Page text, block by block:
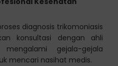
diagnosis trikomoniasis
konsultasi dengan ahli
gejala-gejala
mencari nasihat medis.